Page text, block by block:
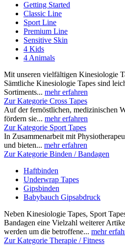
Getting Started
Classic Line
Sport Line
Premium Line
Sensitive Skin
4 Kids
4 Animals
Mit unseren vielfältigen Kinesiologie
Sämtliche Kinesiologie Tapes sind
Sortiments... mehr erfahren
Zur Kategorie Cross Tapes
Auf der fernöstlichen, medizinischen
fördern sie... mehr erfahren
Zur Kategorie Sport Tapes
In Zusammenarbeit mit
und bieten... mehr erfahren
Zur Kategorie Binden / Bandagen
Haftbinden
Underwrap Tapes
Gipsbinden
Babybauch Gipsabdruck
Neben Kinesiologie Tapes, Sport
Bandagen eine Vielzahl weiterer
werden um die betroffene... mehr
Zur Kategorie Therapie / Fitness